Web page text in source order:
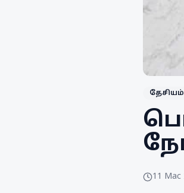
தேசியம்
11 Mac